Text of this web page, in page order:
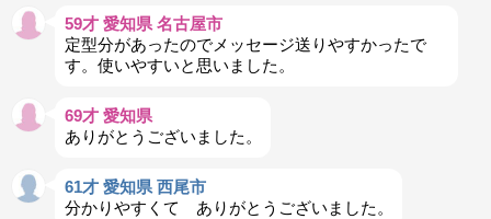
59才 愛知県 名古屋市
定型分があったのでメッセージ送りやすかったで
す。使いやすいと思いました。
69才 愛知県
ありがとうございました。
61才 愛知県 西尾市
分かりやすくて ありがとうございました。